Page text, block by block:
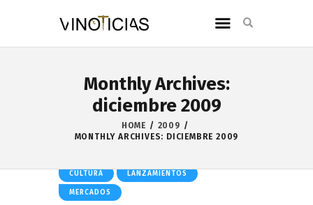
Monthly Archives:
diciembre 2009
HOME
2009
MONTHLY ARCHIVES: DICIEMBRE 2009
CULTURA LANZAMIENTOS
MERCADOS